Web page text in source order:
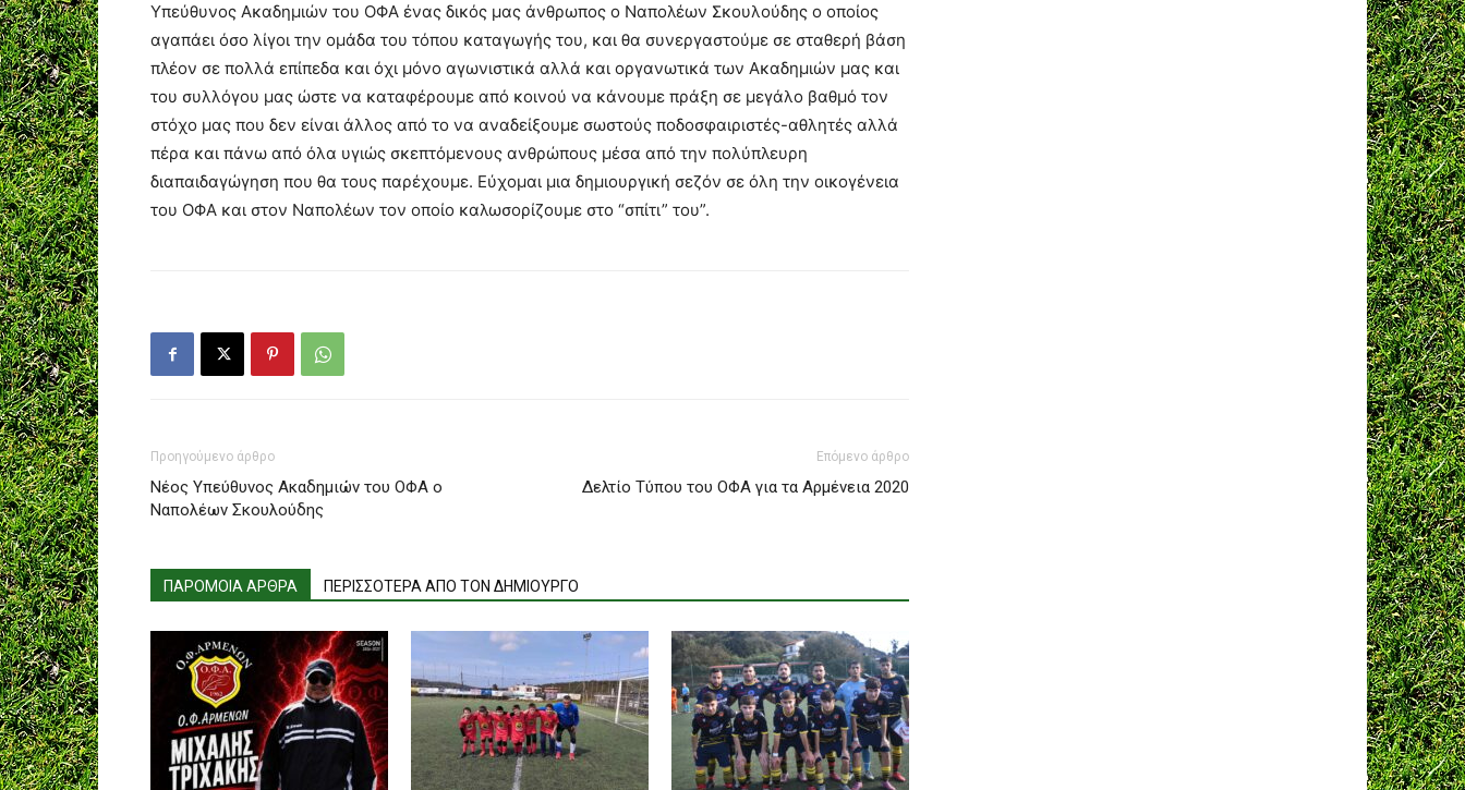
Υπεύθυνος Ακαδημιών του ΟΦΑ ένας δικός μας άνθρωπος ο Ναπολέων Σκουλούδης ο οποίος
αγαπάει όσο λίγοι την ομάδα του τόπου καταγωγής του, και θα συνεργαστούμε σε σταθερή βάση
πλέον σε πολλά επίπεδα και όχι μόνο αγωνιστικά αλλά και οργανωτικά των Ακαδημιών μας και
του συλλόγου μας ώστε να καταφέρουμε από κοινού να κάνουμε πράξη σε μεγάλο βαθμό τον
στόχο μας που δεν είναι άλλος από το να αναδείξουμε σωστούς ποδοσφαιριστές-αθλητές αλλά
πέρα και πάνω από όλα υγιώς σκεπτόμενους ανθρώπους μέσα από την πολύπλευρη
διαπαιδαγώγηση που θα τους παρέχουμε. Εύχομαι μια δημιουργική σεζόν σε όλη την οικογένεια
του ΟΦΑ και στον Ναπολέων τον οποίο καλωσορίζουμε στο “σπίτι” του”.
Προηγούμενο άρθρο
Νέος Υπεύθυνος Ακαδημιών του ΟΦΑ ο
Ναπολέων Σκουλούδης
Επόμενο άρθρο
Δελτίο Τύπου του ΟΦΑ για τα Αρμένεια 2020
ΠΑΡΟΜΟΙΑ ΑΡΘΡΑ ΠΕΡΙΣΣΟΤΕΡΑ ΑΠΟ ΤΟΝ ΔΗΜΙΟΥΡΓΟ